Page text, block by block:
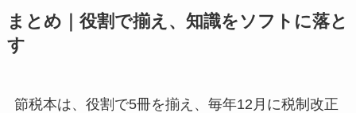
まとめ｜役割で揃え、知識をソフトに落と
す
節税本は、役割で5冊を揃え、毎年12月に税制改正